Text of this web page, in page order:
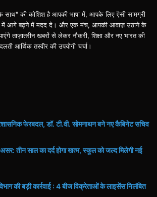
की कोशिश है आपकी भाषा में, आपके लिए ऎसी सामग्री
में आगे बढ़ने में मदद दे। और एक मंच, आपकी आवाज़ उठाने के
ताज़ातरीन खबरों से लेकर नौकरी, शिक्षा और नए भारत की
आर्थिक तस्वीर की उपयोगी चर्चा।
फेरबदल, डॉ. टी.वी. सोमनाथन बने नए कैबिनेट सचिव
तीन साल का दर्द होगा खत्म, स्कूल को जल्द मिलेगी नई
की बड़ी कार्रवाई : 4 बीज विक्रेताओं के लाइसेंस निलंबित